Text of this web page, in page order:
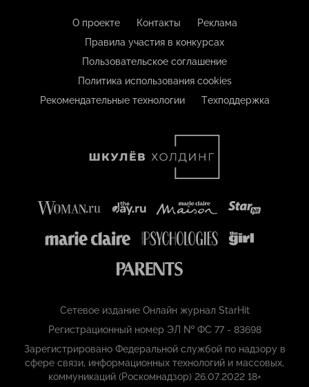
О проекте Контакты
Реклама
Правила участия в конкурсах
Пользовательское соглашение
Политика использования cookies
Рекомендательные технологии
Техподдержка
Сетевое издание Онлайн журнал StarHit
Регистрационный номер ЭЛ № ФС 77 - 83698
Зарегистрировано Федеральной службой по надзору в
сфере связи, информационных технологий и массовых,
коммуникаций (Роскомнадзор) 26.07.2022 18+